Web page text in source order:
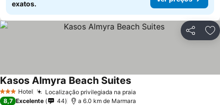
exatos.
Partilhar
3 EstrelasHotel Localização privilegiada na praia
Kasos Almyra Beach SuitesVer preços
8,7 Excelente 44 a 6.0 km de Marmara